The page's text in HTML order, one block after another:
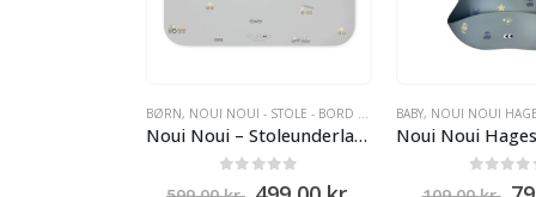
BØRN, NOUI NOUI - STOLE - BORD UNDERLAG
Noui Noui – Stoleunderlag i mange farver 120 x 95 cm – Little Wheels, Grå
BABY, NOUI NOUI